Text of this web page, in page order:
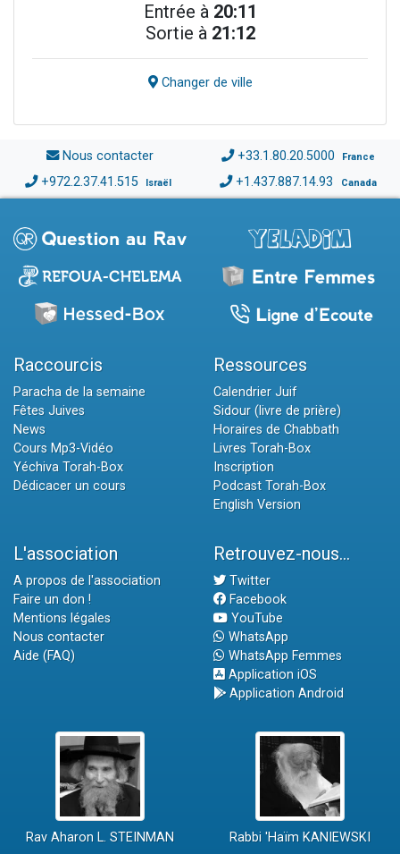
Entrée à 20:11
Sortie à 21:12
Changer de ville
Nous contacter +33.1.80.20.5000 France
+972.2.37.41.515 Israël +1.437.887.14.93 Canada
Raccourcis
Paracha de la semaine
Fêtes Juives
News
Cours Mp3-Vidéo
Yéchiva Torah-Box
Dédicacer un cours
Ressources
Calendrier Juif
Sidour (livre de prière)
Horaires de Chabbath
Livres Torah-Box
Inscription
Podcast Torah-Box
English Version
L'association
A propos de l'association
Faire un don !
Mentions légales
Nous contacter
Aide (FAQ)
Retrouvez-nous...
Twitter
Facebook
YouTube
WhatsApp
WhatsApp Femmes
Application iOS
Application Android
Rav Aharon L. STEINMAN Rabbi 'Haïm KANIEWSKI